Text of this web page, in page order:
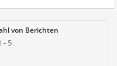
von Berichten
- 5